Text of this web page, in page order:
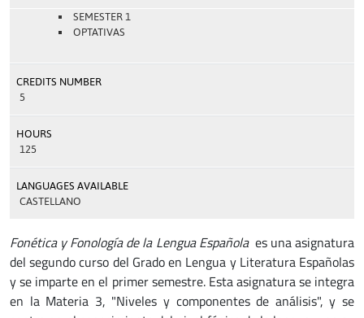
SEMESTER 1
OPTATIVAS
CREDITS NUMBER
5
HOURS
125
LANGUAGES AVAILABLE
CASTELLANO
Fonética y Fonología de la Lengua Españolaes una asignatura
del segundo curso del Grado en Lengua y Literatura Españolas
y se imparte en el primer semestre. Esta asignatura se integra
en la Materia 3, "Niveles y componentes de análisis", y se